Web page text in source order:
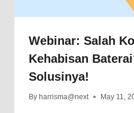
Webinar: Salah
Kehabisan
Solusinya!
By harrisma@next May 11,